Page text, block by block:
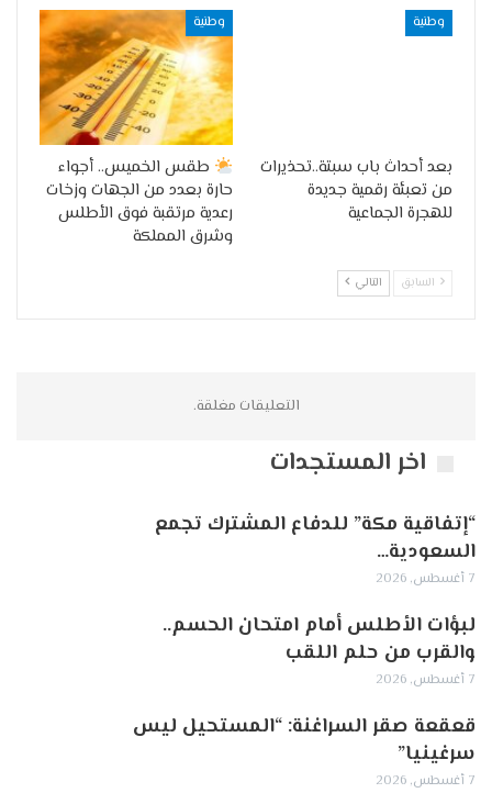
وطنية
بعد أحداث باب سبتة..تحذيرات
من تعبئة رقمية جديدة
للهجرة الجماعية
وطنية
طقس الخميس.. أجواء
حارة بعدد من الجهات وزخات
رعدية مرتقبة فوق الأطلس
وشرق المملكة
السابق التالي
التعليقات مغلقة.
اخر المستجدات
“إتفاقية مكة” للدفاع المشترك تجمع
السعودية…
7 أغسطس, 2026
لبؤات الأطلس أمام امتحان الحسم..
والقرب من حلم اللقب
7 أغسطس, 2026
قعقعة صقر السراغنة: “المستحيل ليس
سرغينيا”
7 أغسطس, 2026